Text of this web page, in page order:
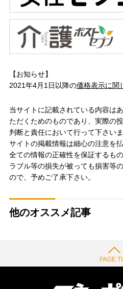
【お知らせ】
2021年4月1日以降の価格表示に関
当サイトに記載されている内容は
ただくためのものであり、実際の
判断と責任において行って下さい
サイトの掲載情報は細心の注意を
全ての情報の正確性を保証するも
ラブル等の損失が被っても損害等
ので、予めご了承下さい。
他のオススメ記事
PAGE